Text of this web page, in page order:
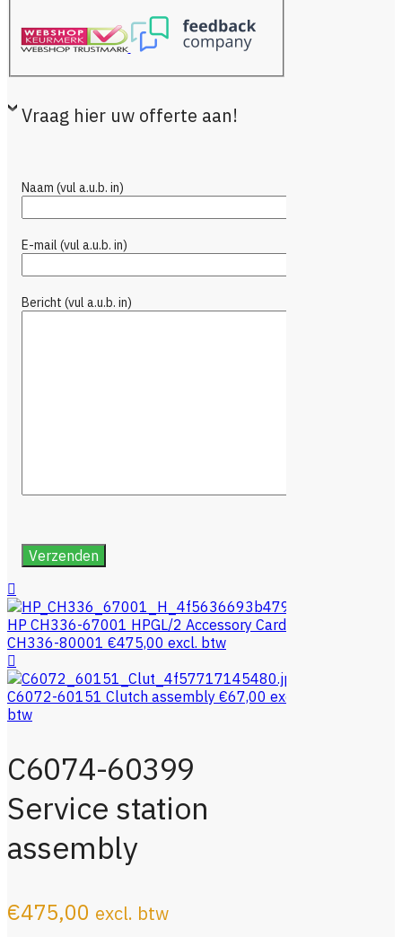
Vraag hier uw offerte aan!
Naam (vul a.u.b. in)
E-mail (vul a.u.b. in)
Bericht (vul a.u.b. in)
HP CH336-67001 HPGL/2 Accessory Card
CH336-80001 €475,00 excl. btw
C6072-60151 Clutch assembly €67,00 excl.
btw
C6074-60399
Service station
assembly
€475,00 excl. btw